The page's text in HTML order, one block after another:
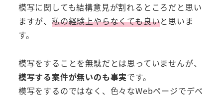
模写に関しても結構意見が割れるところだと思い
ますが、 私の経験上やらなくても良いと思いま
す。
模写をすることを無駄だとは思っていませんが、
模写する案件が無いのも事実です。
模写をするのではなく、色々なWebページでデベ